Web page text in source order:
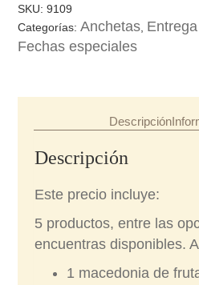
SKU:9109
Categorías:Anchetas
Fechas especiales
Descripción
Descripción
Este precio incluye:
5 productos, entre las
encuentras disponibles.
1 macedonia de